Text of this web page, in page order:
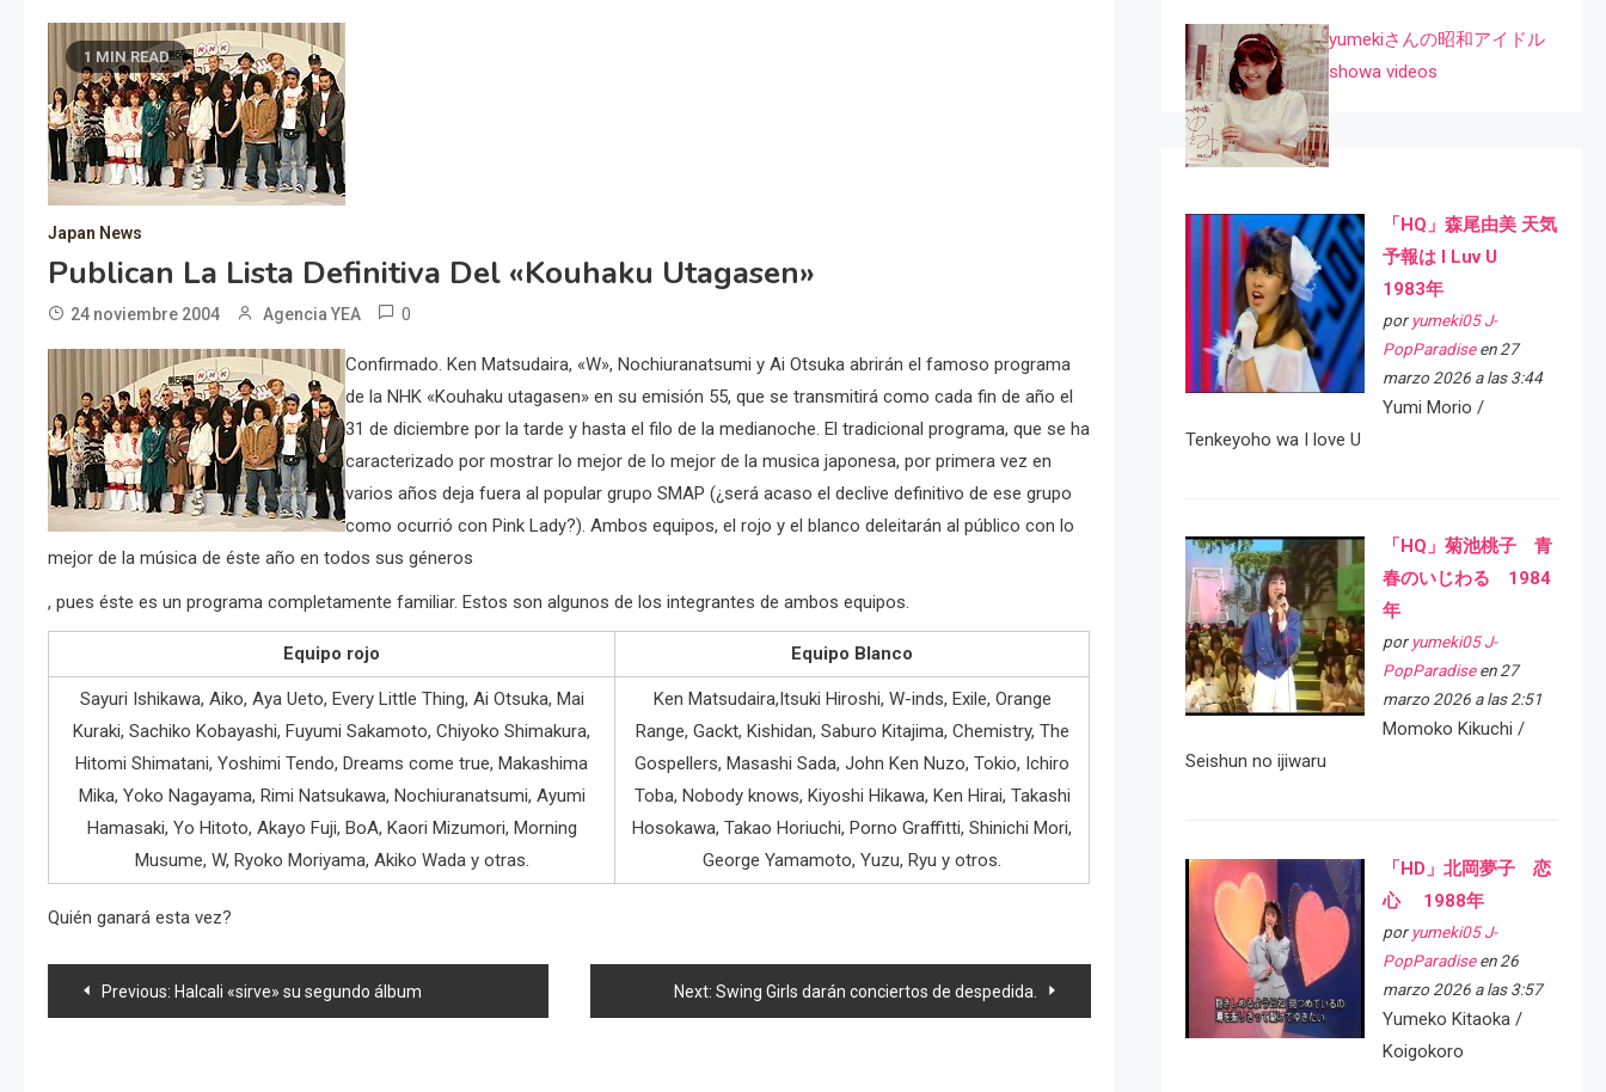
1 MIN READ
Japan News
Publican La Lista Definitiva Del «Kouhaku Utagasen»
24 noviembre 2004 Agencia YEA 0
Confirmado. Ken Matsudaira, «W», Nochiuranatsumi y Ai Otsuka abrirán el famoso programa
de la NHK «Kouhaku utagasen» en su emisión 55, que se transmitirá como cada fin de año el
31 de diciembre por la tarde y hasta el filo de la medianoche. El tradicional programa, que se ha
caracterizado por mostrar lo mejor de lo mejor de la musica japonesa, por primera vez en
varios años deja fuera al popular grupo SMAP (¿será acaso el declive definitivo de ese grupo
como ocurrió con Pink Lady?). Ambos equipos, el rojo y el blanco deleitarán al público con lo
mejor de la música de éste año en todos sus géneros
, pues éste es un programa completamente familiar. Estos son algunos de los integrantes de ambos equipos.
Equipo rojo Equipo Blanco
Sayuri Ishikawa, Aiko, Aya Ueto, Every Little Thing, Ai Otsuka, Mai
Kuraki, Sachiko Kobayashi, Fuyumi Sakamoto, Chiyoko Shimakura,
Hitomi Shimatani, Yoshimi Tendo, Dreams come true, Makashima
Mika, Yoko Nagayama, Rimi Natsukawa, Nochiuranatsumi, Ayumi
Hamasaki, Yo Hitoto, Akayo Fuji, BoA, Kaori Mizumori, Morning
Musume, W, Ryoko Moriyama, Akiko Wada y otras.
Ken Matsudaira,Itsuki Hiroshi, W-inds, Exile, Orange
Range, Gackt, Kishidan, Saburo Kitajima, Chemistry, The
Gospellers, Masashi Sada, John Ken Nuzo, Tokio, Ichiro
Toba, Nobody knows, Kiyoshi Hikawa, Ken Hirai, Takashi
Hosokawa, Takao Horiuchi, Porno Graffitti, Shinichi Mori,
George Yamamoto, Yuzu, Ryu y otros.
Quién ganará esta vez?
Navegación
Previous: Halcali «sirve» su segundo álbum Next: Swing Girls darán conciertos de despedida.
yumekiさんの昭和アイドル
showa videos
「HQ」森尾由美 天気
予報は I Luv U
1983年
por yumeki05 J-
PopParadiseen 27
marzo 2026 a las 3:44
Yumi Morio /
Tenkeyoho wa I love U
「HQ」菊池桃子 青
春のいじわる 1984
年
por yumeki05 J-
PopParadiseen 27
marzo 2026 a las 2:51
Momoko Kikuchi /
Seishun no ijiwaru
「HD」北岡夢子 恋
心 1988年
por yumeki05 J-
PopParadiseen 26
marzo 2026 a las 3:57
Yumeko Kitaoka /
Koigokoro